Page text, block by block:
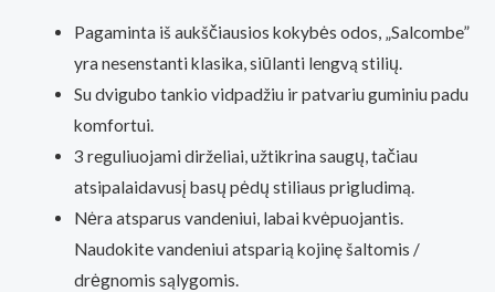
Pagaminta iš aukščiausios kokybės odos, „Salcombe”
yra nesenstanti klasika, siūlanti lengvą stilių.
Su dvigubo tankio vidpadžiu ir patvariu guminiu padu
komfortui.
3 reguliuojami dirželiai, užtikrina saugų, tačiau
atsipalaidavusį basų pėdų stiliaus prigludimą.
Nėra atsparus vandeniui, labai kvėpuojantis.
Naudokite vandeniui atsparią kojinę šaltomis /
drėgnomis sąlygomis.